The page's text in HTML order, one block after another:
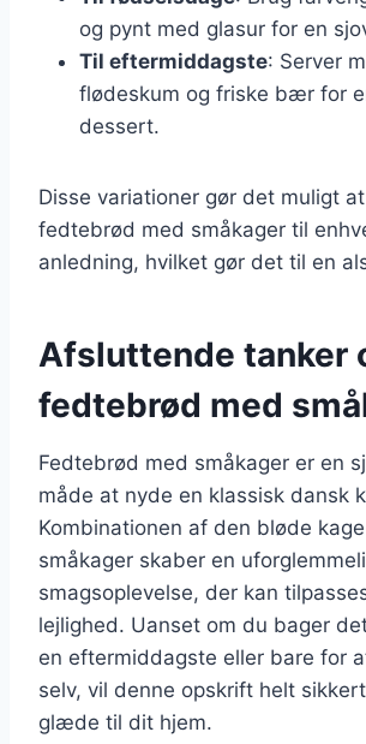
og pynt med glasur for en
Til eftermiddagste: Server
flødeskum og friske bær for
dessert.
Disse variationer gør det muligt
fedtebrød med småkager til
anledning, hvilket gør det til en
Afsluttende tanker
fedtebrød med
Fedtebrød med småkager er en
måde at nyde en klassisk dansk
Kombinationen af den bløde
småkager skaber en
smagsoplevelse, der kan
lejlighed. Uanset om du bager
en eftermiddagste eller bare for
selv, vil denne opskrift helt
glæde til dit hjem.